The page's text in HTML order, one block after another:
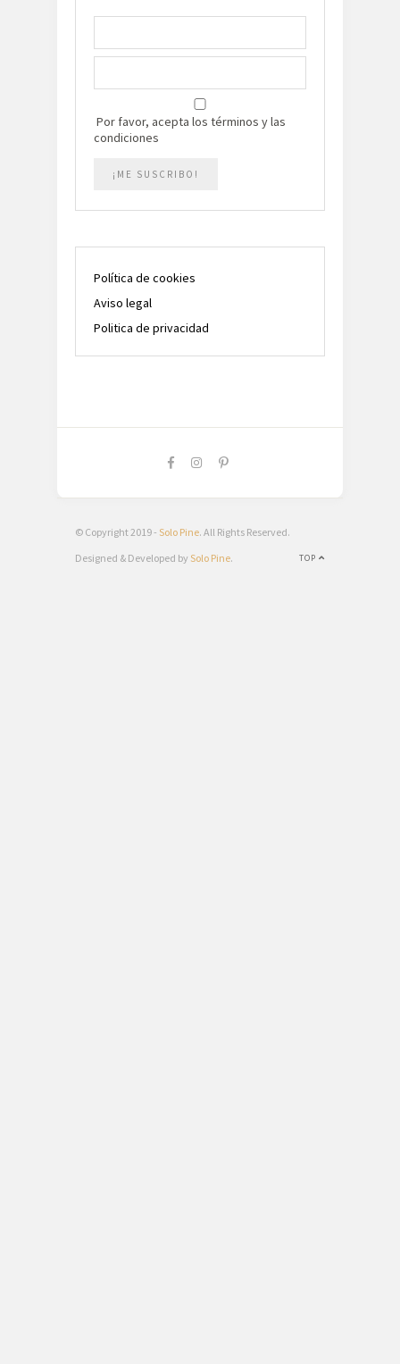
Por favor, acepta los términos y las
condiciones
Política de cookies
Aviso legal
Politica de privacidad
© Copyright 2019 - Solo Pine. All Rights Reserved.
TOP
Designed & Developed by Solo Pine.